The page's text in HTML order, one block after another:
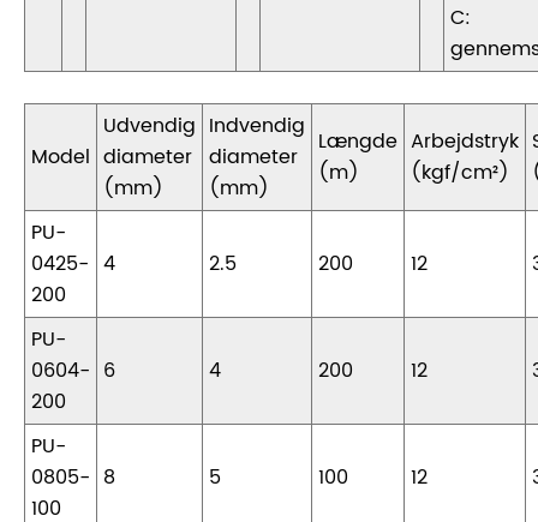
C:
Model
Udvendig
diameter
(mm)
Indvendig
diameter
(mm)
Længde
(m)
Arbejdstryk
(kgf/cm²)
PU-
0425-
200
4 2.5 200 12
PU-
0604-
200
6 4 200 12
PU-
0805-
100
8 5 100 12